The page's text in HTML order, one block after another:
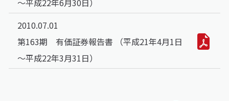
～平成22年6月30日）
2010.07.01
第163期 有価証券報告書 （平成21年4月1日
～平成22年3月31日）